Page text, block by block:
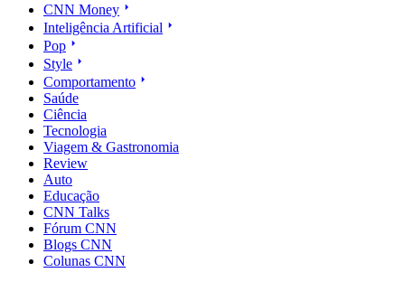
CNN Money
Inteligência Artificial
Pop
Style
Comportamento
Saúde
Ciência
Tecnologia
Viagem & Gastronomia
Review
Auto
Educação
CNN Talks
Fórum CNN
Blogs CNN
Colunas CNN